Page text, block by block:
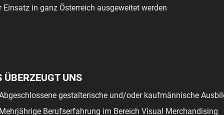
Einsatz in ganz Österreich ausgeweitet werden
ÜBERZEUGT UNS
gestalterische und/oder kaufmännische
Berufserfahrung im Bereich Visual Merchandising